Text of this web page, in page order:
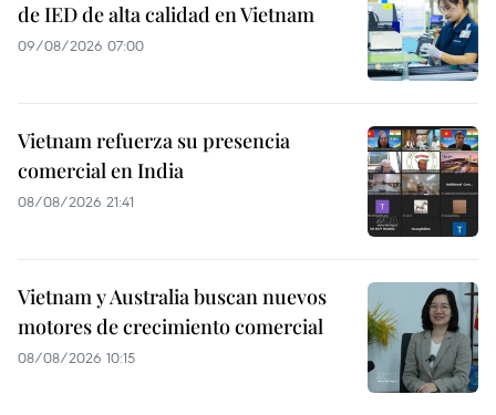
de IED de alta calidad en Vietnam
09/08/2026 07:00
Vietnam refuerza su presencia
comercial en India
08/08/2026 21:41
Vietnam y Australia buscan nuevos
motores de crecimiento comercial
08/08/2026 10:15